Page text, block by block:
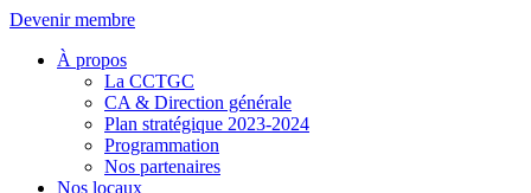
Aller
contenu
Devenir membre
À propos
La CCTGC
CA & Direction générale
Plan stratégique 2023-2024
Programmation
Nos partenaires
Nos locaux